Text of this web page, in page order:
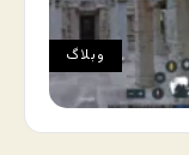
وبلاگ